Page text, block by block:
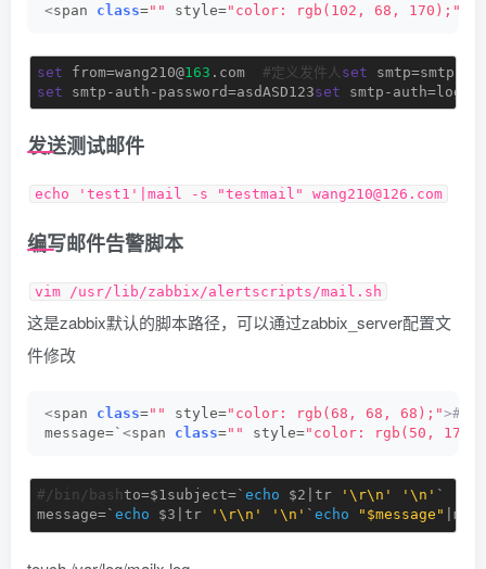
<span class="" style="color: rgb(102, 68, 170);"
set from=wang210@163 .com #定义发件人 set smtp=smtp.
set smtp-auth-password=asdASD123set smtp-auth=login
发送测试邮件
echo 'test1'|mail -s "testmail" wang210@126.com
编写邮件告警脚本
vim /usr/lib/zabbix/alertscripts/mail.sh
这是zabbix默认的脚本路径，可以通过zabbix_server配置文
件修改
<span class="" style="color: rgb(68, 68, 68);">#/
message=` <span class="" style="color: rgb(50, 170,
#/bin/bash to=$1subject=`echo $2 |tr '\r\n' '\n' `
message=`echo $3 |tr '\r\n' '\n' `echo " $message "